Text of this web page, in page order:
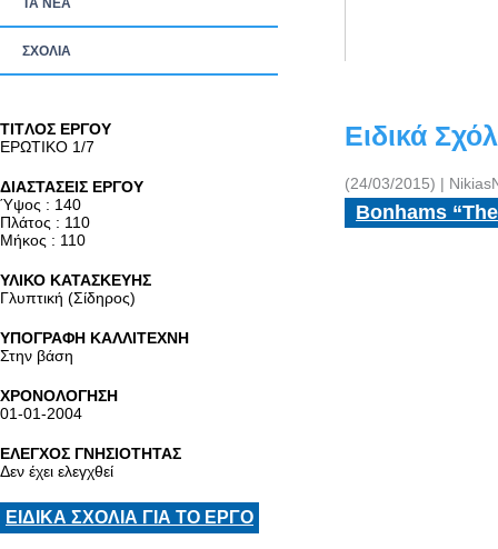
ΤΑ ΝEΑ
ΣΧΟΛΙΑ
TITΛΟΣ ΕΡΓΟΥ
ΕΡΩΤΙΚΟ 1/7
ΔΙΑΣΤΑΣΕΙΣ ΕΡΓΟΥ
Ύψος : 140
Πλάτος : 110
Μήκος : 110
ΥΛΙΚΟ ΚΑΤΑΣΚΕΥΗΣ
Γλυπτική (Σίδηρος)
ΥΠΟΓΡΑΦΗ ΚΑΛΛΙΤΕΧΝΗ
Στην βάση
ΧΡΟΝΟΛΟΓΗΣΗ
01-01-2004
ΕΛΕΓΧΟΣ ΓΝΗΣΙΟΤΗΤΑΣ
Δεν έχει ελεγχθεί
ΕΙΔΙΚΑ ΣΧΟΛΙΑ ΓΙΑ ΤΟ ΕΡΓΟ
Ειδικά
(24/03/2015) |
Bonhams